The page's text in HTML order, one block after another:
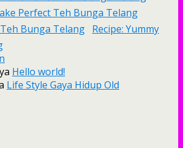
Perfect Teh Bunga Telang
Recipe: Yummy
Hello world!
Life Style Gaya Hidup Old